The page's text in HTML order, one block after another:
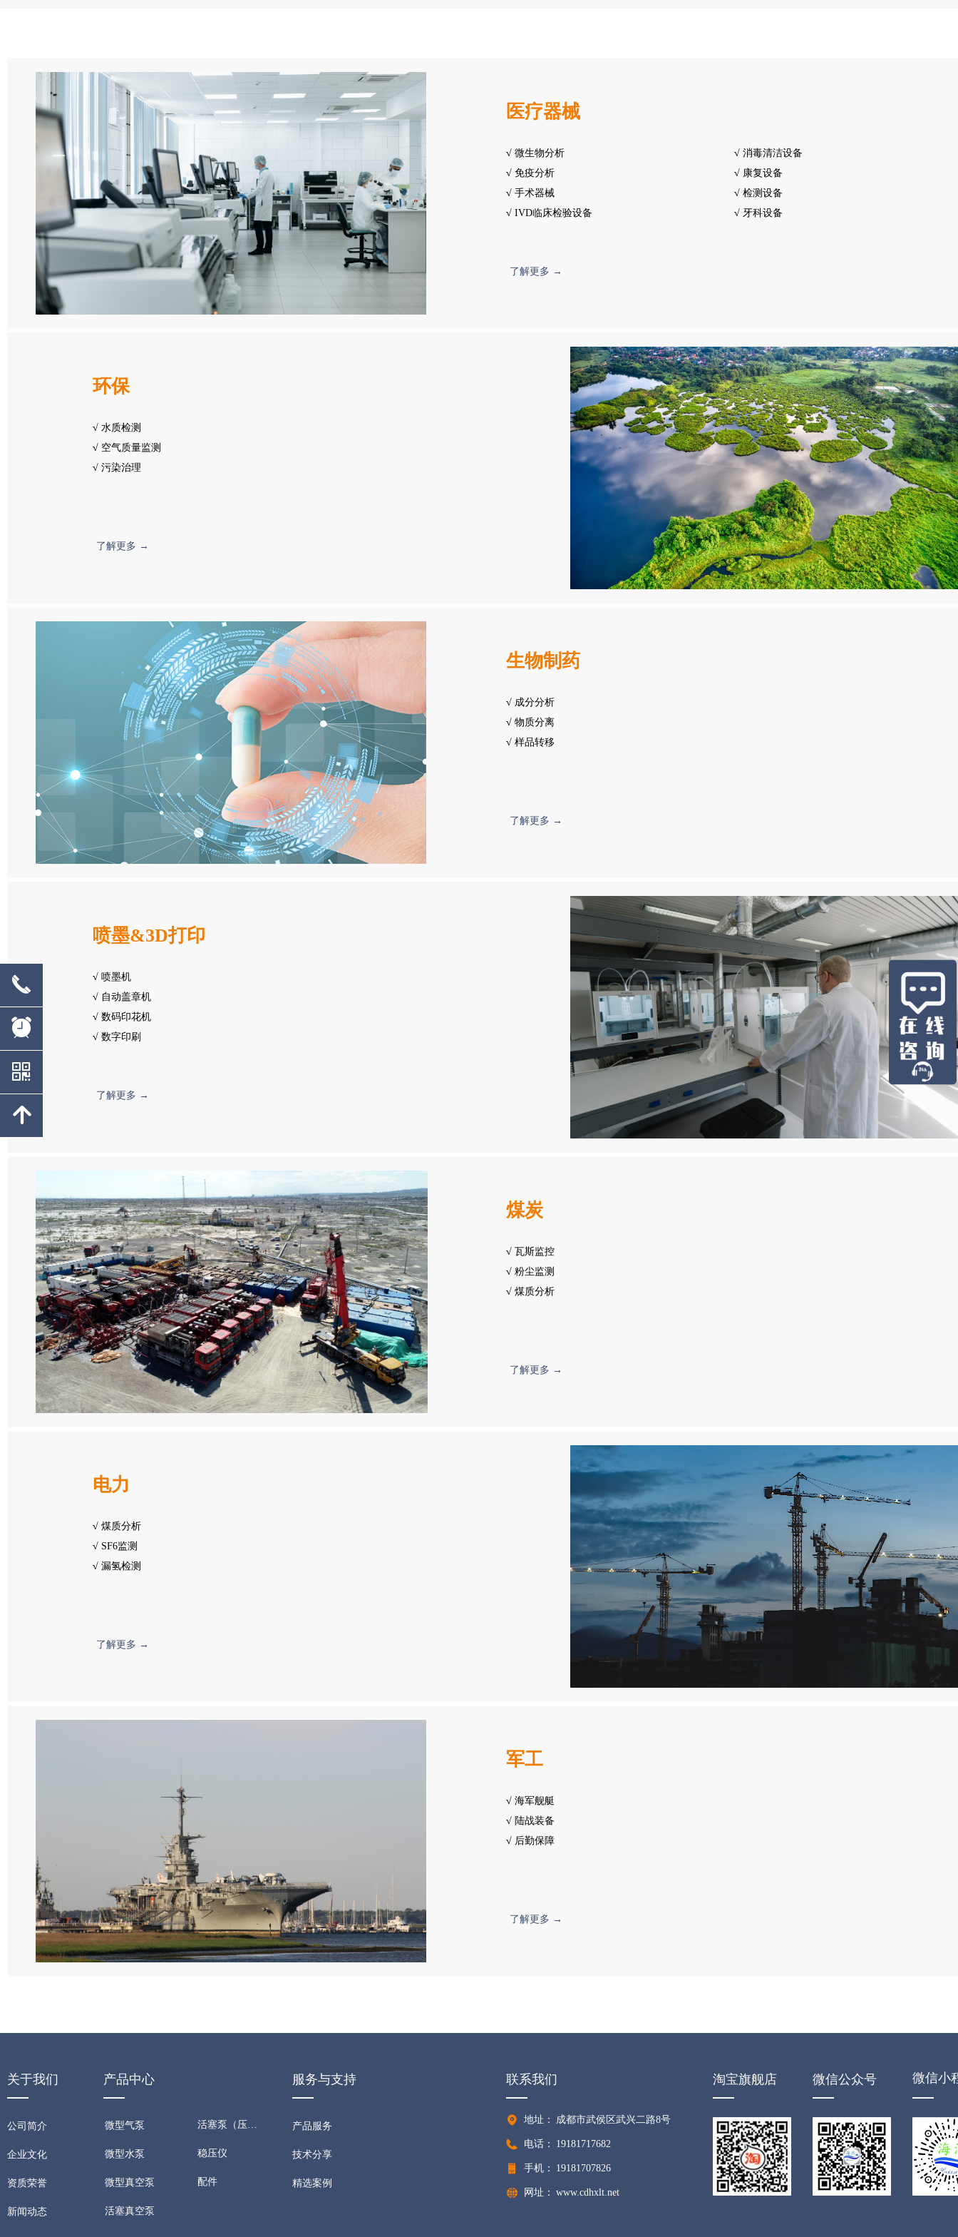
医疗器械
了解更多 →
√ 微生物分析
√ 免疫分析
√ 手术器械
√ IVD临床检验设备
√ 消毒清洁设备
√ 康复设备
√ 检测设备
√ 牙科设备
环保
了解更多 →
√ 水质检测
√ 空气质量监测
√ 污染治理
生物制药
了解更多 →
√ 成分分析
√ 物质分离
√ 样品转移
煤炭
了解更多 →
√ 瓦斯监控
√ 粉尘监测
√ 煤质分析
喷墨&3D打印
了解更多 →
√ 喷墨机
√ 自动盖章机
√ 数码印花机
√ 数字印刷
电力
了解更多 →
√ 煤质分析
√ SF6监测
√ 漏氢检测
军工
了解更多 →
√ 海军舰艇
√ 陆战装备
√ 后勤保障
微信公众号
淘宝旗舰店 微信小
联系我们
地址： 成都市武侯区武兴二路8号
电话： 19181717682
手机： 19181707826
网址： www.cdhxlt.net
产品中心
微型气泵
微型水泵
微型真空泵
活塞真空泵
关于我们
公司简介
企业文化
资质荣誉
新闻动态
服务与支持
产品服务
技术分享
精选案例
活塞泵（压缩机）
稳压仪
配件
끅
뀥
낃
녕